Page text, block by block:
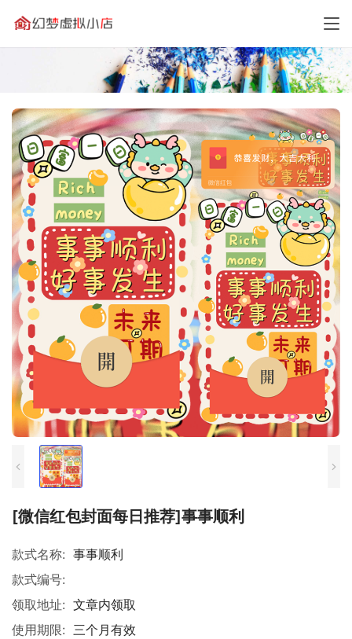
[微信红包封面每日推荐]事事顺利
款式名称: 事事顺利
款式编号:
领取地址: 文章内领取
使用期限: 三个月有效